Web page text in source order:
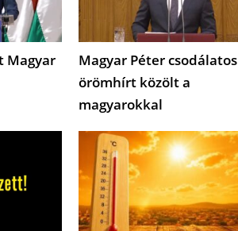
Magyar
Magyar Péter csodálatos
örömhírt közölt a
magyarokkal